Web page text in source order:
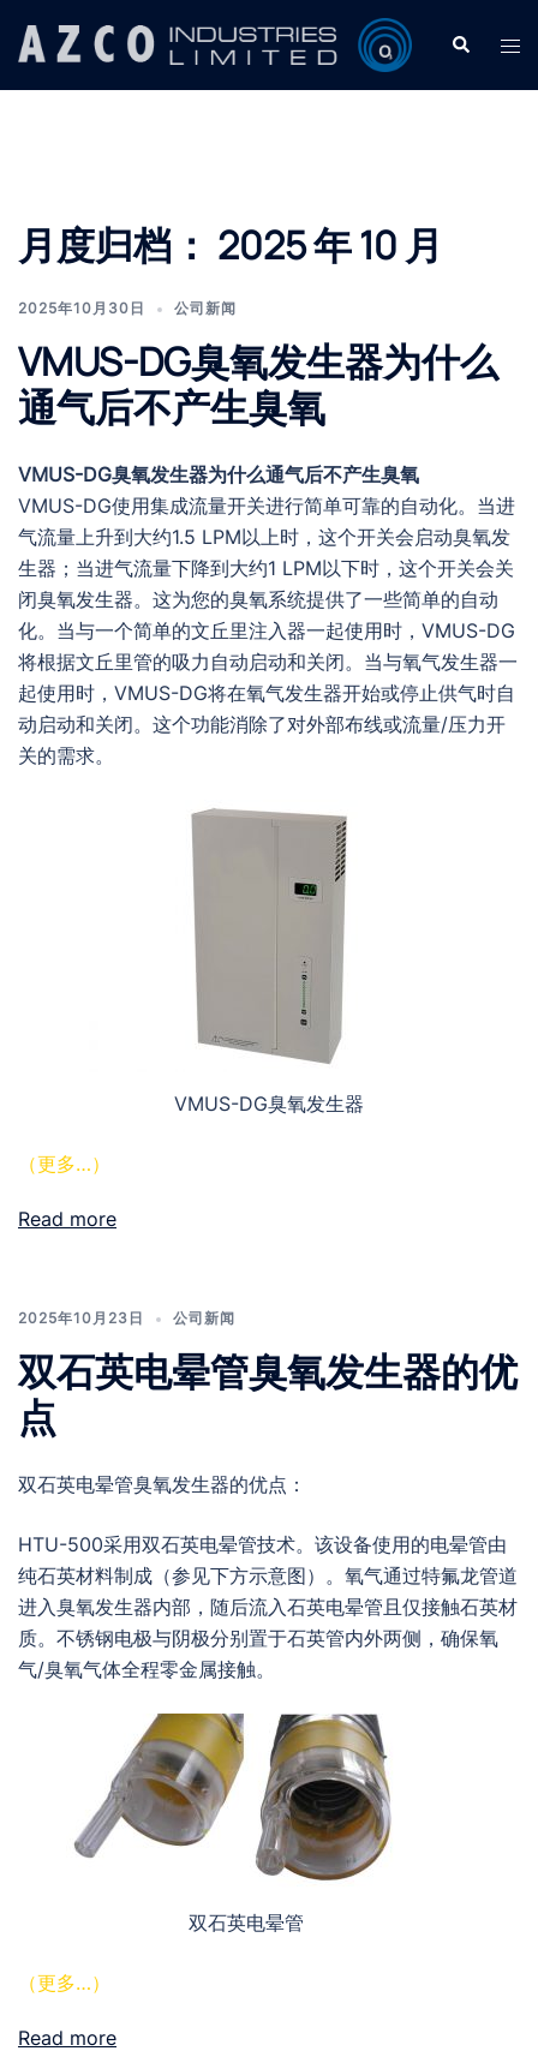
Search
月度归档： 2025 年 10 月
2025年10月30日 公司新闻
VMUS-DG臭氧发生器为什么
通气后不产生臭氧
VMUS-DG臭氧发生器为什么通气后不产生臭氧
VMUS-DG使用集成流量开关进行简单可靠的自动化。当进
气流量上升到大约1.5 LPM以上时，这个开关会启动臭氧发
生器；当进气流量下降到大约1 LPM以下时，这个开关会关
闭臭氧发生器。这为您的臭氧系统提供了一些简单的自动
化。当与一个简单的文丘里注入器一起使用时，VMUS-DG
将根据文丘里管的吸力自动启动和关闭。当与氧气发生器一
起使用时，VMUS-DG将在氧气发生器开始或停止供气时自
动启动和关闭。这个功能消除了对外部布线或流量/压力开
关的需求。
VMUS-DG臭氧发生器
（更多…）
Read more
2025年10月23日 公司新闻
双石英电晕管臭氧发生器的优
点
双石英电晕管臭氧发生器的优点：
HTU-500采用双石英电晕管技术。该设备使用的电晕管由
纯石英材料制成（参见下方示意图）。氧气通过特氟龙管道
进入臭氧发生器内部，随后流入石英电晕管且仅接触石英材
质。不锈钢电极与阴极分别置于石英管内外两侧，确保氧
气/臭氧气体全程零金属接触。
双石英电晕管
（更多…）
Read more